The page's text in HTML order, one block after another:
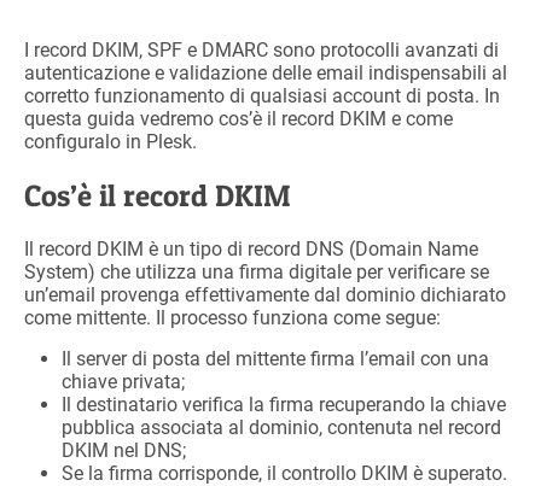
I record DKIM, SPF e DMARC sono protocolli avanzati di
autenticazione e validazione delle email indispensabili al
corretto funzionamento di qualsiasi account di posta. In
questa guida vedremo cos’è il record DKIM e come
configuralo in Plesk.
Cos’è il record DKIM
Il record DKIM è un tipo di record DNS (Domain Name
System) che utilizza una firma digitale per verificare se
un’email provenga effettivamente dal dominio dichiarato
come mittente. Il processo funziona come segue:
Il server di posta del mittente firma l’email con una
chiave privata;
Il destinatario verifica la firma recuperando la chiave
pubblica associata al dominio, contenuta nel record
DKIM nel DNS;
Se la firma corrisponde, il controllo DKIM è superato.